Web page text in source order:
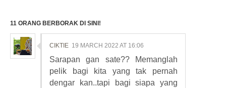
11 ORANG BERBORAK DI SINI!
CIKTIE 19 MARCH 2022 AT 16:06
Sarapan gan sate?? Memanglah
pelik bagi kita yang tak pernah
dengar kan..tapi bagi siapa yang